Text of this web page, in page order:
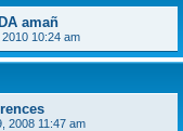
e
r
amañ
10:24 am
2008 11:47 am